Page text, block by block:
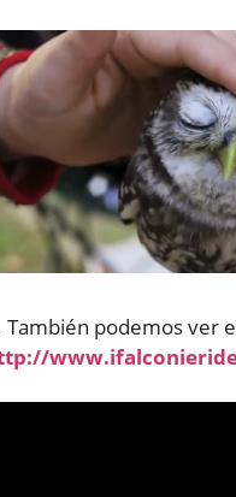
podemos ver